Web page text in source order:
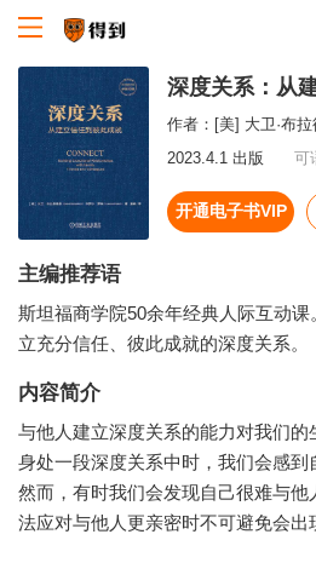
深度关系：从
作者： [美] 大卫·布
2023.4.1 出版
可
开通电子书VIP
主编推荐语
斯坦福商学院50余年经典人际互动
立充分信任、彼此成就的深度关系。
内容简介
与他人建立深度关系的能力对我们的
身处一段深度关系中时，我们会感到
然而，有时我们会发现自己很难与
法应对与他人更亲密时不可避免会出